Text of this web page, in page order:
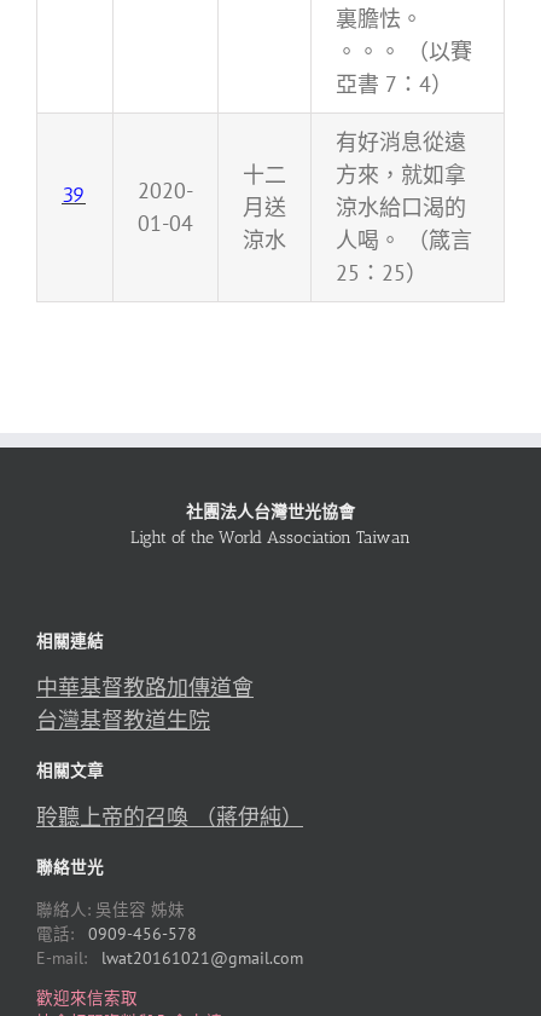
裏膽怯。
。。。 （以賽
亞書 7：4）
39
2020-
01-04
十二
月送
涼水
有好消息從遠
方來，就如拿
涼水給口渴的
人喝。 （箴言
25：25）
社團法人台灣世光協會
Light of the World Association Taiwan
相關連結
中華基督教路加傳道會
台灣基督教道生院
相關文章
聆聽上帝的召喚 （蔣伊純）
聯絡世光
聯絡人: 吳佳容 姊妹
電話: 0909-456-578
E-mail: lwat20161021@gmail.com
歡迎來信索取